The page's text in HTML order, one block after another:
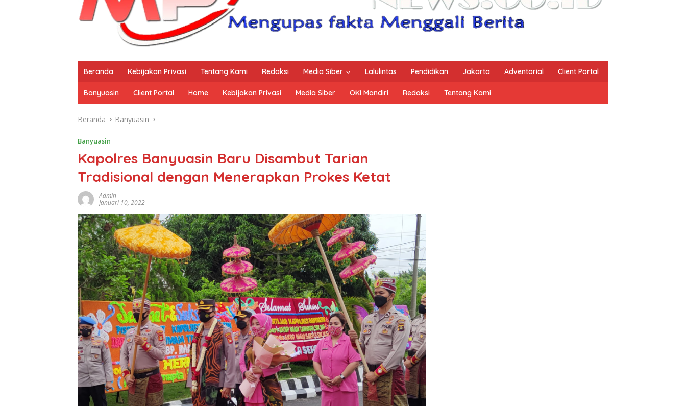
Beranda Kebijakan Privasi Tentang Kami Redaksi Media Siber Lalulintas Pendidikan Jakarta Adventorial Client Portal
Banyuasin Client Portal Home Kebijakan Privasi Media Siber OKI Mandiri Redaksi Tentang Kami
Beranda Banyuasin
Banyuasin
Kapolres Banyuasin Baru Disambut Tarian
Tradisional dengan Menerapkan Prokes Ketat
Admin
Januari 10, 2022